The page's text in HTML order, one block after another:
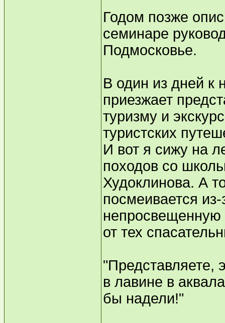
Годом позже
семинаре
Подмосковье.
В один из дней к
приезжает
туризму и
туристских
И вот я сижу на
походов со
Худоклинова. А
посмеивается
непросвещенную
от тех
"Представляете,
в лавине в
бы надели!"